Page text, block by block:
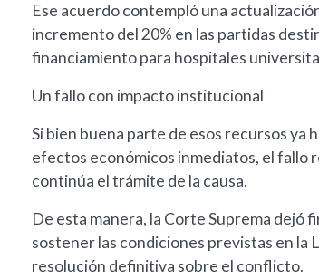
Ese acuerdo contempló una
incremento del 20% en las partidas
financiamiento para hospitales
Un fallo con impacto institucional
Si bien buena parte de esos recursos ya
efectos económicos inmediatos, el fallo
continúa el trámite de la causa.
De esta manera, la Corte Suprema dejó
sostener las condiciones previstas en la
resolución definitiva sobre el conflicto.